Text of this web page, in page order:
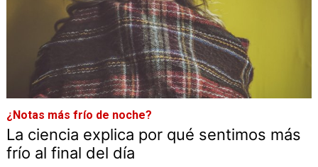
¿Notas más frío de noche?
La ciencia explica por qué sentimos más
frío al final del día